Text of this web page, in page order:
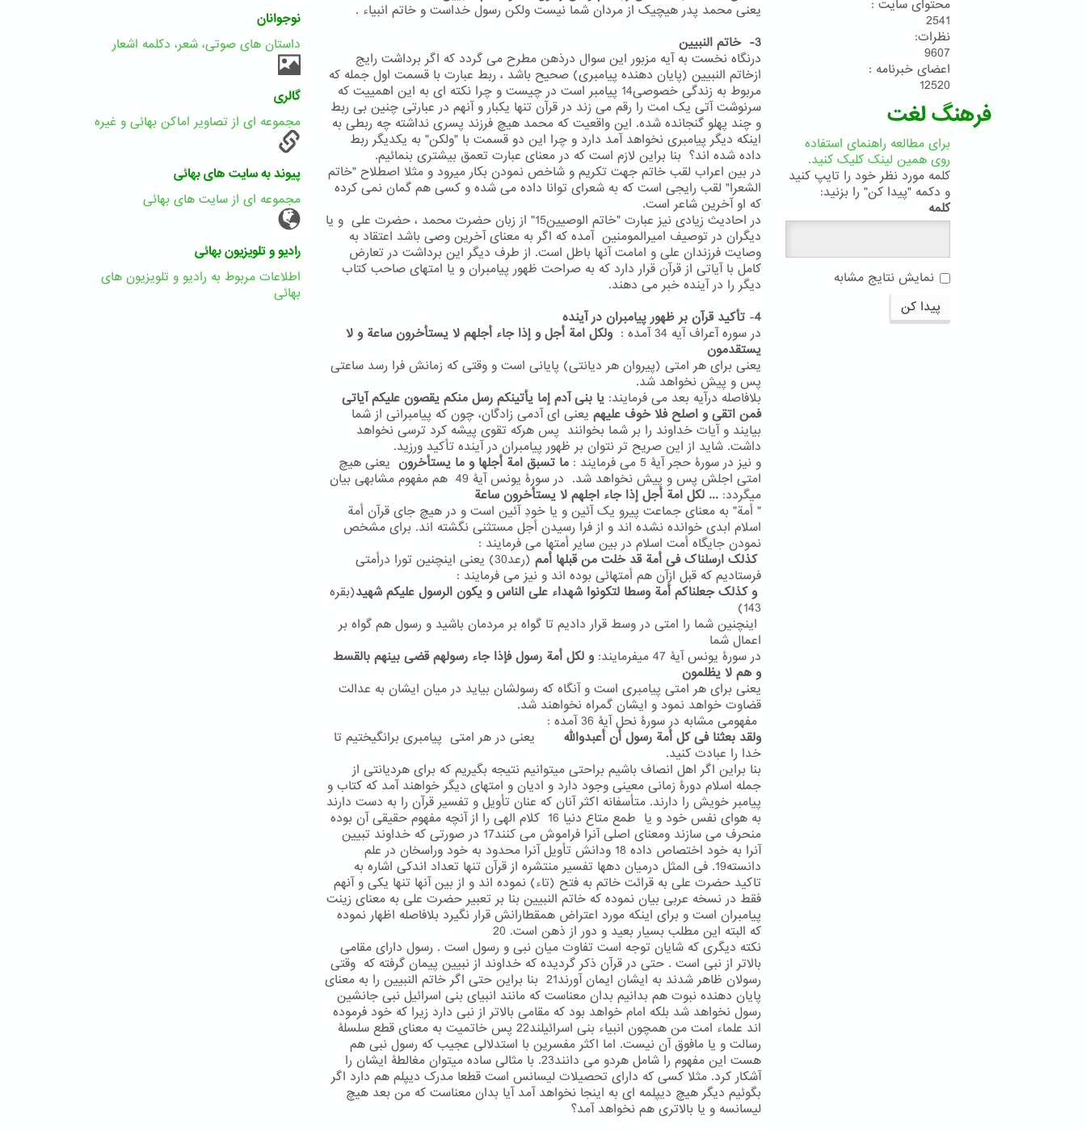
یعنی محمد پدر هیچیک از مردان شما نیست ولکن رسول خداست و خاتم انبیاء .
3- خاتم النبیین
درنگاه نخست به آیه مزبور این سوال درذهن مطرح می گردد که اگر برداشت رایج
ازخاتم النبیین (پایان دهنده پیامبری) صحیح باشد ، ربط عبارت با قسمت اول جمله که
مربوط به زندگی خصوصی14 پیامبر است در چیست و چرا نکته ای به این اهمییت که
سرنوشت آتی یک امت را رقم می زند در قرآن تنها یکبار و آنهم در عبارتی چنین بی ربط
و چند پهلو گنجانده شده. این واقعیت که محمد هیچ فرزند پسری نداشته چه ربطی به
اینکه دیگر پیامبری نخواهد آمد دارد و چرا این دو قسمت با "ولکن" به یکدیگر ربط
داده شده اند؟ بنا براین لازم است که در معنای عبارت تعمق بیشتری بنمائیم.
در بین اعراب لقب خاتم جهت تکریم و شاخص نمودن بکار میرود و مثلا اصطلاح "خاتم
الشعرا" لقب رایجی است که به شعرای توانا داده می شده و کسی هم گمان نمی کرده
که او آخرین شاعر است.
در احادیث زیادی نیز عبارت "خاتم الوصیین15" از زبان حضرت محمد ، حضرت علی و یا
دیگران در توصیف امیرالمومنین آمده که اگر به معنای آخرین وصی باشد اعتقاد به
وصایت فرزندان علی و امامت آنها باطل است. از طرف دیگر این برداشت در تعارض
کامل با آیاتی از قرآن قرار دارد که به صراحت ظهور پیامبران و یا امتهای صاحب کتاب
دیگر را در آینده خبر می دهند.
4
- تأکید قرآن بر ظهور پیامبران در آینده
در سوره آعراف آیه 34 آمده :
ولکل امة أجل و إذا جاء أجلهم لا یستأخرون ساعة و لا
یستقدمون
یعنی برای هر امتی (پیروان هر دیانتی) پایانی است و وقتی که زمانش فرا رسد ساعتی
پس و پیش نخواهد شد.
بلافاصله درآیه بعد می فرمایند: یا بنی آدم إما یأتینکم رسل منکم یقصون علیکم آیاتی
فمن اتقی و اصلح فلا خوف علیهم یعنی ای آدمی زادگان، چون که پیامبرانی از شما
بیایند و آیات خداوند را بر شما بخوانند پس هرکه تقوی پیشه کرد ترسی نخواهد
داشت. شاید از این صریح تر نتوان بر ظهور پیامبران در آینده تأکید ورزید.
و نیز در سورۀ حجر آیۀ 5 می فرمایند :
ما تسبق امة أجلها و ما یستأخرون یعنی هیچ
امتی اجلش پس و پیش نخواهد شد. در سورۀ یونس آیۀ 49 هم مفهوم مشابهی بیان
میگردد: ... لکل امة أجل إذا جاء اجلهم لا یستأخرون ساعة
" أمة" به معنای جماعت پیرو یک آئین و یا خودِ آئین است و در هیچ جای قرآن أمة
اسلام ابدی خوانده نشده اند و از فرا رسیدن أجل مستثنی نگشته اند. برای مشخص
نمودن جایگاه أمت اسلام در بین سایر أمتها می فرمایند :
کذلک ارسلناک فی أمة قد خلت من قبلها أمم
(رعد30) یعنی اینچنین تورا درأمتی
فرستادیم که قبل ازآن هم أمتهائی بوده اند و نیز می فرمایند :
و کذلک جعلناکم أمة وسطا لتکونوا شهداء علی الناس و یکون الرسول علیکم شهید(بقره
143)
اینچنین شما را امتی در وسط قرار دادیم تا گواه بر مردمان باشید و رسول هم گواه بر
اعمال شما
در سورۀ یونس آیۀ 47 میفرمایند:
و لکل أمة رسول فإذا جاء رسولهم قضی بینهم بالقسط
و هم لا یظلمون
یعنی برای هر امتی پیامبری است و آنگاه که رسولشان بیاید در میان ایشان به عدالت
قضاوت خواهد نمود و ایشان گمراه نخواهند شد.
مفهومی مشابه در سورۀ نحل آیۀ 36 آمده :
ولقد بعثنا فی کل أمة رسول أن أعبدوالله یعنی در هر امتی پیامبری برانگیختیم تا
خدا را عبادت کنید.
بنا براین اگر اهل انصاف باشیم براحتی میتوانیم نتیجه بگیریم که برای هردیانتی از
جمله اسلام دورۀ زمانی معینی وجود دارد و ادیان و امتهای دیگر خواهند آمد که کتاب و
پیامبر خویش را دارند. متأسفانه اکثر آنان که عنان تأویل و تفسیر قرآن را به دست دارند
به هوای نفس خود و یا طمع متاع دنیا 16 کلام الهی را از آنچه مفهوم حقیقی آن بوده
منحرف می سازند ومعنای اصلی آنرا فراموش می کنند17 در صورتی که خداوند تبیین
آنرا به خود اختصاص داده 18 ودانش تأویل آنرا محدود به خود وراسخان در علم
دانسته19. فی المثل درمیان دهها تفسیر منتشره از قرآن تنها تعداد اندکی اشاره به
تاکید حضرت علی به قرائت خاتم به فتح (تاء) نموده اند و از بین آنها تنها یکی و آنهم
فقط در نسخه عربی بیان نموده که خاتم النبیین بنا بر تعبیر حضرت علی به معنای زینت
پیامبران است و برای اینکه مورد اعتراض همقطارانش قرار نگیرد بلافاصله اظهار نموده
که البته این مطلب بسیار بعید و دور از ذهن است. 20
نکته دیگری که شایان توجه است تفاوت میان نبی و رسول است . رسول دارای مقامی
بالاتر از نبی است . حتی در قرآن ذکر گردیده که خداوند از نبیین پیمان گرفته که وقتی
رسولان ظاهر شدند به ایشان ایمان آورند21 بنا براین حتی اگر خاتم النبیین را به معنای
پایان دهنده نبوت هم بدانیم بدان معناست که مانند انبیای بنی اسرائیل نبی جانشین
رسول نخواهد شد بلکه امام خواهد بود که مقامی بالاتر از نبی دارد زیرا که خود فرموده
اند علماء امت من همچون انبیاء بنی اسرائیلند22 پس خاتمیت به معنای قطع سلسلۀ
رسالت و یا مافوق آن نیست. اما اکثر مفسرین با استدلالی عجیب که رسول نبی هم
هست این مفهوم را شامل هردو می دانند23. با مثالی ساده میتوان مغالطۀ ایشان را
آشکار کرد. مثلا کسی که دارای تحصیلات لیسانس است قطعا مدرک دیپلم هم دارد اگر
بگوئیم دیگر هیچ دیپلمه ای به اینجا نخواهد آمد آیا بدان معناست که من بعد هیچ
لیسانسه و یا بالاتری هم نخواهد آمد؟
نوجوانان
داستان های صوتی، شعر، دکلمه اشعار
گالری
مجموعه ای از تصاویر اماکن بهائی و غیره
پیوند به سایت های بهائی
مجموعه ای از سایت های بهائی
رادیو و تلویزیون بهائی
اطلاعات مربوط به رادیو و تلویزیون های
بهائی
محتوای سایت :
2541
نظرات:
9607
اعضای خبرنامه :
12520
فرهنگ لغت
برای مطالعه راهنمای استفاده
روی همین لینک کلیک کنید.
کلمه مورد نظر خود را تایپ کنید
و دکمه "پیدا کن" را بزنید:
کلمه
نمایش نتایج مشابه
پیدا کن